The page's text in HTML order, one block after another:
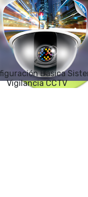
Básica
Vigilancia CCTV